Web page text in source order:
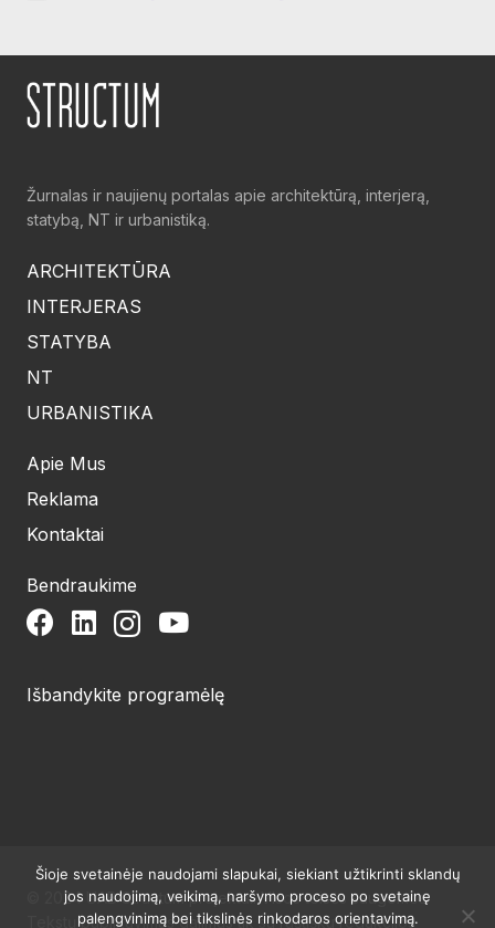
Žurnalas ir naujienų portalas apie architektūrą, interjerą,
statybą, NT ir urbanistiką.
ARCHITEKTŪRA
INTERJERAS
STATYBA
NT
URBANISTIKA
Apie Mus
Reklama
Kontaktai
Bendraukime
Išbandykite programėlę
© 2024 UAB Structum projektai. Visos teisės saugomos.
Tekstų publikavimas galimas tik su raštišku redakcijos
Šioje svetainėje naudojami slapukai, siekiant užtikrinti sklandų
jos naudojimą, veikimą, naršymo proceso po svetainę
palengvinimą bei tikslinės rinkodaros orientavimą.